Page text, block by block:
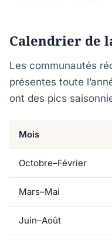
Calendrier de
Les communautés
présentes toute
ont des pics
Mois
Octobre–Février
Mars–Mai
Juin–Août